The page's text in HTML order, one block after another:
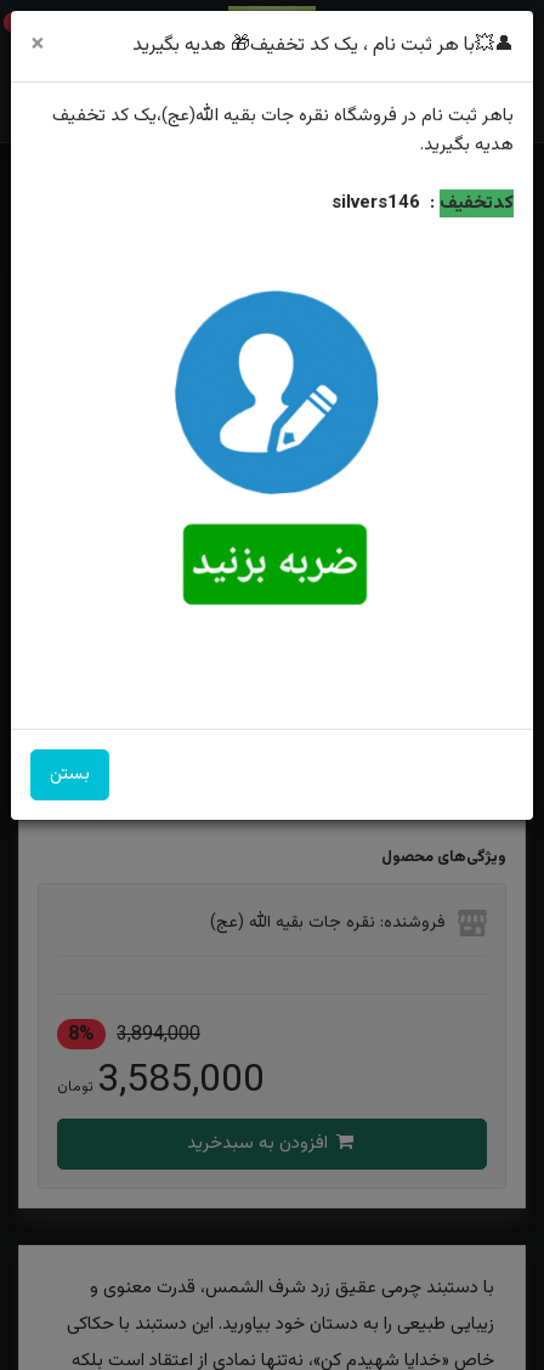
0
خانه
فهرست محصولات
ویژگی‌های محصول
فروشنده: نقره جات بقیه الله (عج)
3,894,000
8%
3,585,000 تومان
با دستبند چرمی عقیق زرد شرف الشمس، قدرت معنوی و
زیبایی طبیعی را به دستان خود بیاورید. این دستبند با حکاکی
خاص «خدایا شهیدم کن»، نه‌تنها نمادی از اعتقاد است بلکه
👤💥با هر ثبت نام ، یک کد تخفیف🎁 هدیه بگیرید ×
باهر ثبت نام در فروشگاه نقره جات بقیه الله(عج)،یک کد تخفیف
هدیه بگیرید.
کدتخفیف :
silvers146
بستن